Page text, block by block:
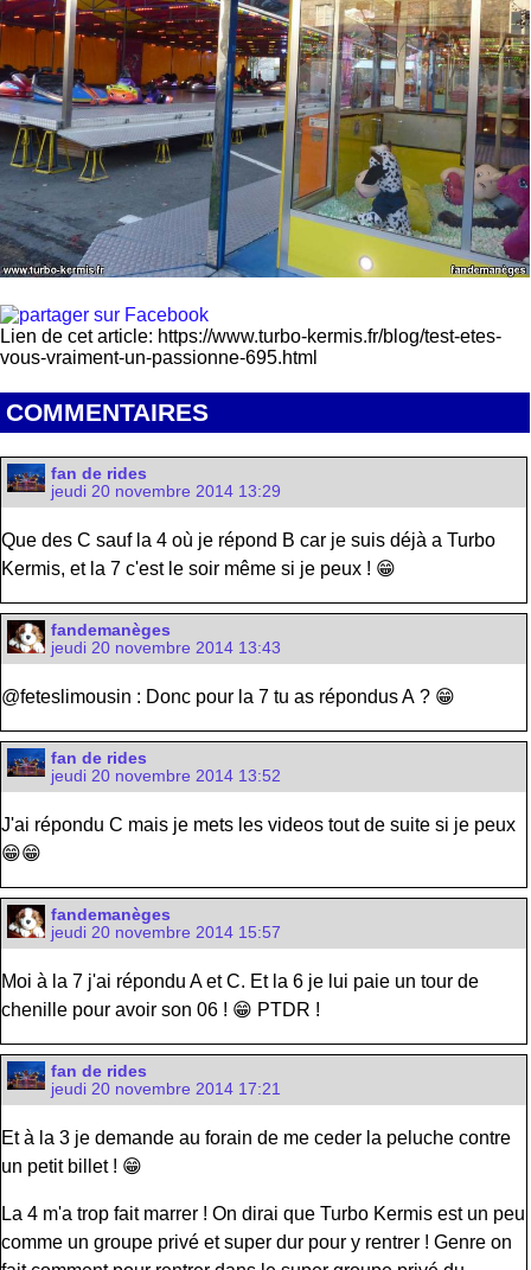
Lien de cet article: https://www.turbo-kermis.fr/blog/test-etes-
vous-vraiment-un-passionne-695.html
COMMENTAIRES
fan de rides
jeudi 20 novembre 2014 13:29
Que des C sauf la 4 où je répond B car je suis déjà a Turbo
Kermis, et la 7 c'est le soir même si je peux ! 😁
fandemanèges
jeudi 20 novembre 2014 13:43
@feteslimousin : Donc pour la 7 tu as répondus A ? 😁
fan de rides
jeudi 20 novembre 2014 13:52
J'ai répondu C mais je mets les videos tout de suite si je peux
😁😁
fandemanèges
jeudi 20 novembre 2014 15:57
Moi à la 7 j'ai répondu A et C. Et la 6 je lui paie un tour de
chenille pour avoir son 06 ! 😁 PTDR !
fan de rides
jeudi 20 novembre 2014 17:21
Et à la 3 je demande au forain de me ceder la peluche contre
un petit billet ! 😁
La 4 m'a trop fait marrer ! On dirai que Turbo Kermis est un peu
comme un groupe privé et super dur pour y rentrer ! Genre on